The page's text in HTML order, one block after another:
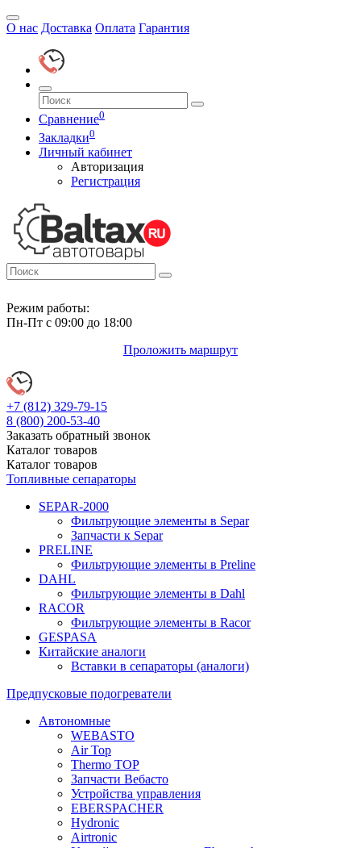
О нас Доставка Оплата Гарантия
Сравнение0
Закладки0
Личный кабинет
Авторизация
Регистрация
Режим работы:
Пн-Пт с 09:00 до 18:00
Проложить маршрут
+7 (812) 329-79-15
8 (800) 200-53-40
Заказать обратный звонок
Каталог товаров
Каталог товаров
Топливные сепараторы
SEPAR-2000
Фильтрующие элементы в Separ
Запчасти к Separ
PRELINE
Фильтрующие элементы в Preline
DAHL
Фильтрующие элементы в Dahl
RACOR
Фильтрующие элементы в Racor
GESPASA
Китайские аналоги
Вставки в сепараторы (аналоги)
Предпусковые подогреватели
Автономные
WEBASTO
Air Top
Thermo TOP
Запчасти Вебасто
Устройства управления
EBERSPACHER
Hydronic
Airtronic